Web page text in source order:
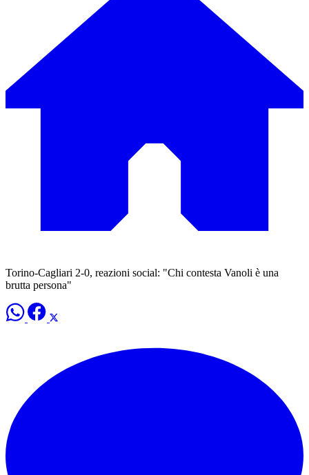
Torino-Cagliari 2-0, reazioni social: "Chi contesta Vanoli è una
brutta persona"